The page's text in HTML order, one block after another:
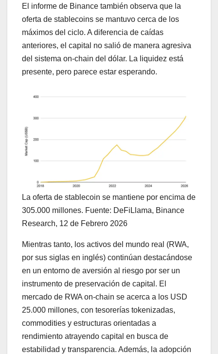
El informe de Binance también observa que la
oferta de stablecoins se mantuvo cerca de los
máximos del ciclo. A diferencia de caídas
anteriores, el capital no salió de manera agresiva
del sistema on-chain del dólar. La liquidez está
presente, pero parece estar esperando.
La oferta de stablecoin se mantiene por encima de
305.000 millones. Fuente: DeFiLlama, Binance
Research, 12 de Febrero 2026
Mientras tanto, los activos del mundo real (RWA,
por sus siglas en inglés) continúan destacándose
en un entorno de aversión al riesgo por ser un
instrumento de preservación de capital. El
mercado de RWA on-chain se acerca a los USD
25.000 millones, con tesorerías tokenizadas,
commodities y estructuras orientadas a
rendimiento atrayendo capital en busca de
estabilidad y transparencia. Además, la adopción